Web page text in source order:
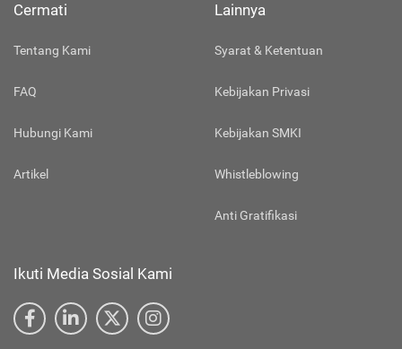
Cermati
Tentang Kami
FAQ
Hubungi Kami
Artikel
Lainnya
Syarat & Ketentuan
Kebijakan Privasi
Kebijakan SMKI
Whistleblowing
Anti Gratifikasi
Ikuti Media Sosial Kami